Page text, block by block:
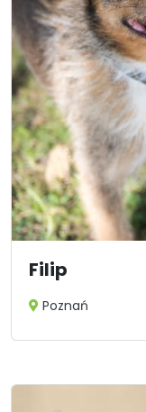
Filip
Poznań